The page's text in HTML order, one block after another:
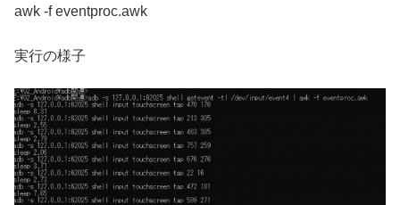
awk -f eventproc.awk
実行の様子